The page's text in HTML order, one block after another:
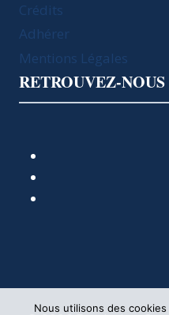
Crédits
Adhérer
Mentions Légales
RETROUVEZ-NOUS
Nous utilisons des